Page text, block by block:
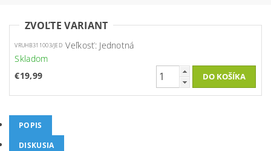
ZVOĽTE VARIANT
VRUHB311003/JED Veľkosť: Jednotná
Skladom
€19,99
POPIS
DISKUSIA